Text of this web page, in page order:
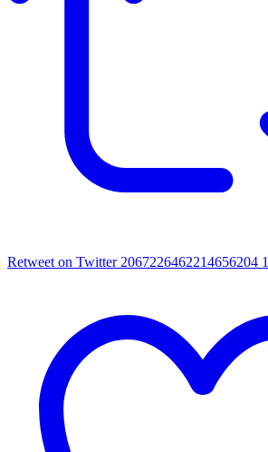
Retweet on Twitter 2067226462214656204 1